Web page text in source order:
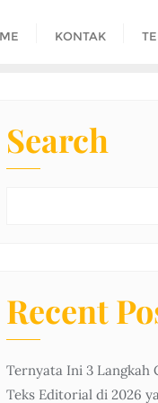
KONTAK
Search
Recent
Ternyata Ini 3 Langkah
Teks Editorial di 2026